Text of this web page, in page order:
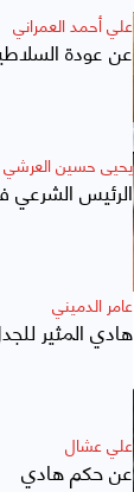
علي أحمد العمراني
عن عودة
يحيى حسين العرشي
الرئيس الشرعي
عامر الدميني
هادي المثير
علي عشال
عن حكم هادي